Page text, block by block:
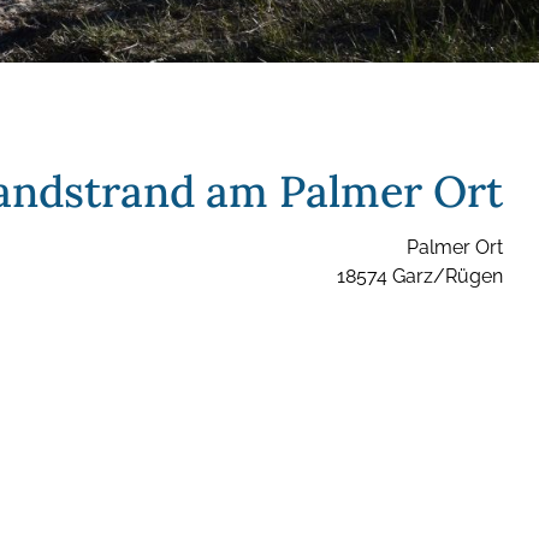
am Palmer Ort
Palmer Ort
18574 Garz/Rügen